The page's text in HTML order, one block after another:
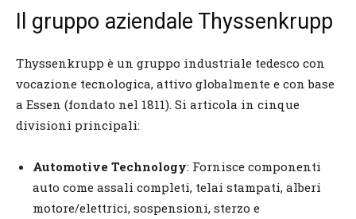
Il gruppo aziendale Thyssenkrupp
Thyssenkrupp è un gruppo industriale tedesco con
vocazione tecnologica, attivo globalmente e con base
a Essen (fondato nel 1811). Si articola in cinque
divisioni principali:
Automotive Technology: Fornisce componenti
auto come assali completi, telai stampati, alberi
motore/elettrici, sospensioni, sterzo e